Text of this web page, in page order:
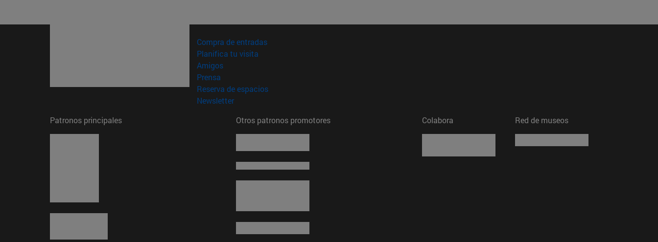
Compra de entradas(abre en nueva ventana)
Planifica tu visita
Amigos(abre en nueva ventana)
Prensa
Reserva de espacios(abre en nueva ventana)
Newsletter(abre en nueva ventana)
Patronos principales
Otros patronos promotores Colabora Red de museos